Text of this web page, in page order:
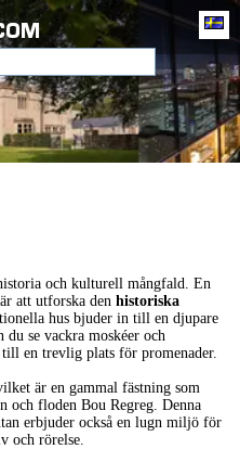
och kulturell mångfald. En
att utforska den historiska
hus bjuder in till en djupare
du se vackra moskéer och
en trevlig plats för promenader.
är en gammal fästning som
och floden Bou Regreg. Denna
erbjuder också en lugn miljö för
och rörelse.